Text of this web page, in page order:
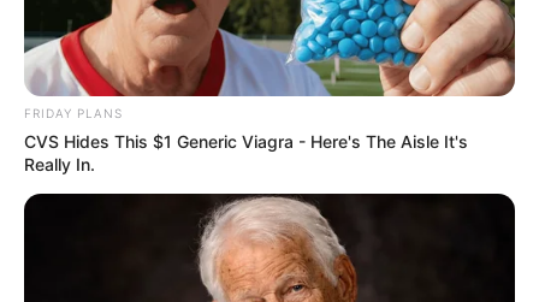
FRIDAY PLANS
CVS Hides This $1 Generic Viagra - Here's The Aisle It's
Really In.